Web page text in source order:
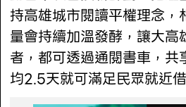
持高雄城市閱讀平權理念，
量會持續加溫發酵，讓大高
者，都可透過通閱書車，
均2.5天就可滿足民眾就近